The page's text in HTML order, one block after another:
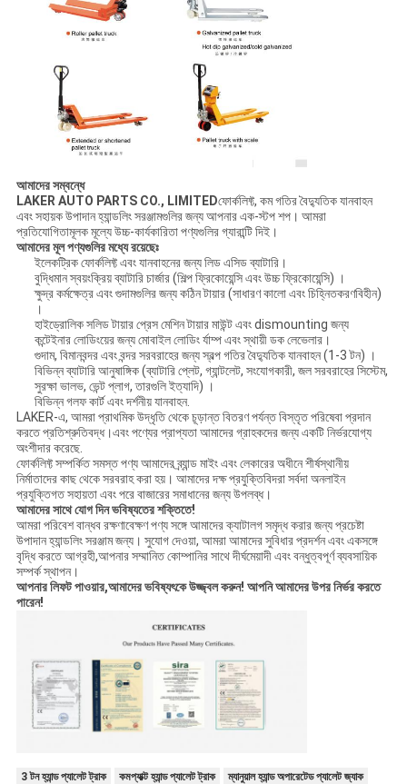
আমাদের সম্বন্ধে
LAKER AUTO PARTS CO., LIMITEDফোর্কলিফ্ট, কম গতির বৈদ্যুতিক যানবাহন
এবং সহায়ক উপাদান হ্যান্ডলিং সরঞ্জামগুলির জন্য আপনার এক-স্টপ শপ। আমরা
প্রতিযোগিতামূলক মূল্যে উচ্চ-কার্যকারিতা পণ্যগুলির গ্যারান্টি দিই।
আমাদের মূল পণ্যগুলির মধ্যে রয়েছেঃ
ইলেকট্রিক ফোর্কলিফ্ট এবং যানবাহনের জন্য লিড এসিড ব্যাটারি।
বুদ্ধিমান স্বয়ংক্রিয় ব্যাটারি চার্জার (শিল্প ফ্রিকোয়েন্সি এবং উচ্চ ফ্রিকোয়েন্সি) ।
ক্ষুদ্র কর্মক্ষেত্র এবং গুদামগুলির জন্য কঠিন টায়ার (সাধারণ কালো এবং চিহ্নিতকরণবিহীন)
।
হাইড্রোলিক সলিড টায়ার প্রেস মেশিন টায়ার মাউন্ট এবং dismounting জন্য
কন্টেইনার লোডিংয়ের জন্য মোবাইল লোডিং র্যাম্প এবং স্থায়ী ডক লেভেলার।
গুদাম, বিমানবন্দর এবং বন্দর সরবরাহের জন্য স্বল্প গতির বৈদ্যুতিক যানবাহন (1-3 টন) ।
বিভিন্ন ব্যাটারি আনুষাঙ্গিক (ব্যাটারি প্লেট, গ্যান্টলেট, সংযোগকারী, জল সরবরাহের সিস্টেম,
সুরক্ষা ভালভ, ভেন্ট প্লাগ, তারগুলি ইত্যাদি) ।
বিভিন্ন গলফ কার্ট এবং দর্শনীয় যানবাহন.
LAKER-এ, আমরা প্রাথমিক উদ্ধৃতি থেকে চূড়ান্ত বিতরণ পর্যন্ত বিস্তৃত পরিষেবা প্রদান
করতে প্রতিশ্রুতিবদ্ধ।এবং পণ্যের প্রাপ্যতা আমাদের গ্রাহকদের জন্য একটি নির্ভরযোগ্য
অংশীদার করেছে.
ফোর্কলিফ্ট সম্পর্কিত সমস্ত পণ্য আমাদের ব্র্যান্ড মাইং এবং লেকারের অধীনে শীর্ষস্থানীয়
নির্মাতাদের কাছ থেকে সরবরাহ করা হয়। আমাদের দক্ষ প্রযুক্তিবিদরা সর্বদা অনলাইন
প্রযুক্তিগত সহায়তা এবং পরে বাজারের সমাধানের জন্য উপলব্ধ।
আমাদের সাথে যোগ দিন ভবিষ্যতের শক্তিতে!
আমরা পরিবেশ বান্ধব রক্ষণাবেক্ষণ পণ্য সঙ্গে আমাদের ক্যাটালগ সমৃদ্ধ করার জন্য প্রচেষ্টা
উপাদান হ্যান্ডলিং সরঞ্জাম জন্য। সুযোগ দেওয়া, আমরা আমাদের সুবিধার প্রদর্শন এবং একসঙ্গে
বৃদ্ধি করতে আগ্রহী,আপনার সম্মানিত কোম্পানির সাথে দীর্ঘমেয়াদী এবং বন্ধুত্বপূর্ণ ব্যবসায়িক
সম্পর্ক স্থাপন।
আপনার লিফট পাওয়ার,আমাদের ভবিষ্যৎকে উজ্জ্বল করুন! আপনি আমাদের উপর নির্ভর করতে
পারেন!
3 টন হ্যান্ড প্যালেট ট্রাক কমপ্যাক্ট হ্যান্ড প্যালেট ট্রাক ম্যানুয়াল হ্যান্ড অপারেটেড প্যালেট জ্যাক